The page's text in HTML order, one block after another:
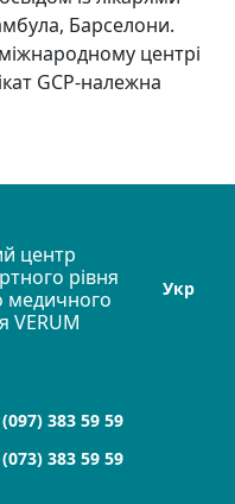
Барселони.
центрі
GCP-належна
центр
рівня
медичного
VERUM
Укр
383 59 59
383 59 59